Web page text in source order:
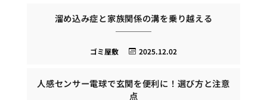
溜め込み症と家族関係の溝を乗り越える
2025.12.02
ゴミ屋敷
人感センサー電球で玄関を便利に！選び方と注意
点